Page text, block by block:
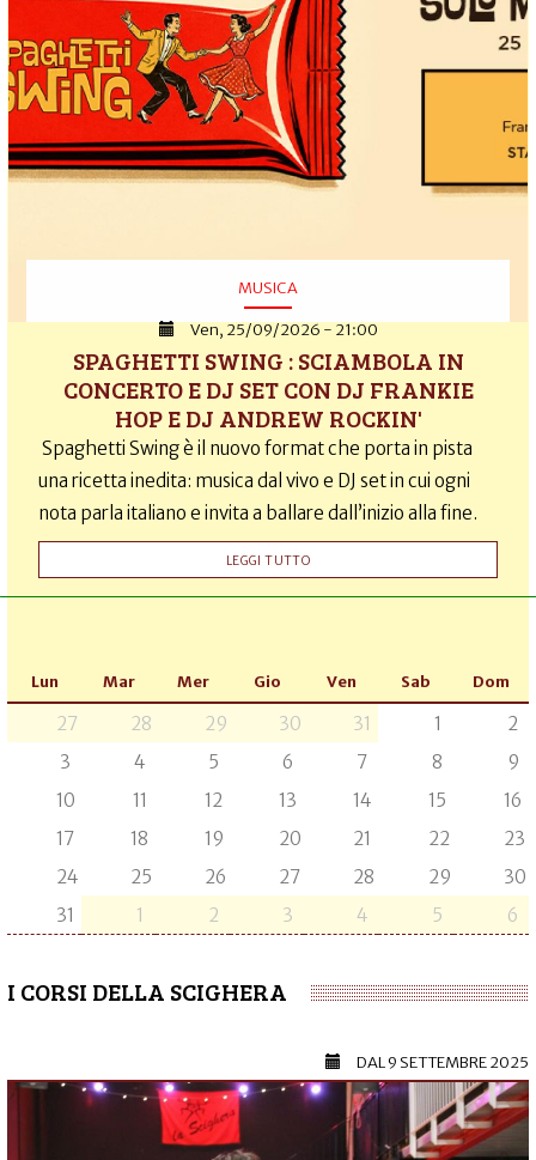
MUSICA
Ven, 25/09/2026 - 21:00
SPAGHETTI SWING : SCIAMBOLA IN
CONCERTO E DJ SET CON DJ FRANKIE
HOP E DJ ANDREW ROCKIN'
Spaghetti Swing è il nuovo format che porta in pista
una ricetta inedita: musica dal vivo e DJ set in cui ogni
nota parla italiano e invita a ballare dall’inizio alla fine.
LEGGI TUTTO
Lun Mar Mer Gio Ven Sab Dom
27 28 29 30 31 1
2
3
4 5 6 7 8
9
10
11 12 13 14 15
16
17
18 19 20 21 22
23
24
25 26 27 28 29
30
31
1 2 3 4 5 6
I CORSI DELLA SCIGHERA
DAL9 SETTEMBRE 2025